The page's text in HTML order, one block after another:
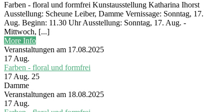
Farben - floral und formfrei Kunstausstellung Katharina Ihorst
Ausstellung: Scheune Leiber, Damme Vernissage: Sonntag, 17.
Aug. Beginn: 11.30 Uhr Ausstellung: Sonntag, 17. Aug. -
Mittwoch, [...]
More Info
Veranstaltungen am 17.08.2025
17 Aug.
Farben - floral und formfrei
17 Aug. 25
Damme
Veranstaltungen am 18.08.2025
17 Aug.